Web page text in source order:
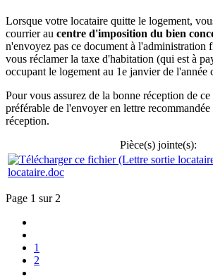
Lorsque votre locataire quitte le logement,
courrier au centre d'imposition du bien
n'envoyez pas ce document à l'administration
vous réclamer la taxe d'habitation (qui est à
occupant le logement au 1e janvier de l'année
Pour vous assurez de la bonne réception de
préférable de l'envoyer en lettre recommandée
réception.
Pièce(s) jointe(s):
locataire.doc
Page 1 sur 2
1
2